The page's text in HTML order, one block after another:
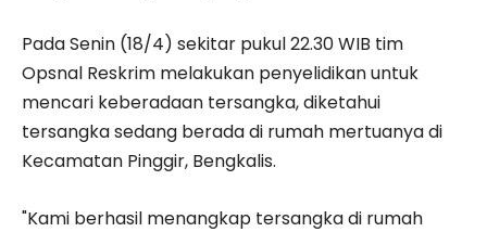
Pada Senin (18/4) sekitar pukul 22.30 WIB tim
Opsnal Reskrim melakukan penyelidikan untuk
mencari keberadaan tersangka, diketahui
tersangka sedang berada di rumah mertuanya di
Kecamatan Pinggir, Bengkalis.
"Kami berhasil menangkap tersangka di rumah